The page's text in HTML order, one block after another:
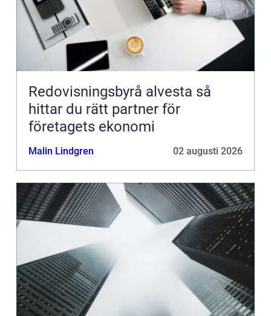
Redovisningsbyrå alvesta så
hittar du rätt partner för
företagets ekonomi
Malin Lindgren 02 augusti 2026